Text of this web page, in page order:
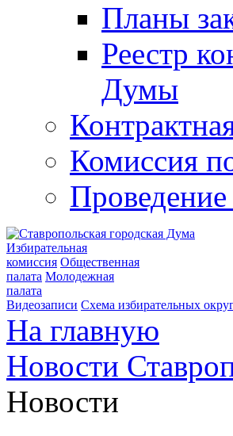
Планы
Реестр
Думы
Комиссия
Избирательная
комиссия Общественная
палата Молодежная
палата
Видеозаписи Схема избирательных
На главную
Новости
Новости